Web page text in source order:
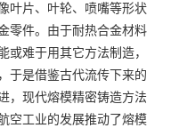
叶片、叶轮、喷嘴等形状
零件。由于耐热合金材料
难于用其它方法制造，
于是借鉴古代流传下来的
，现代熔模精密铸造方法
空工业的发展推动了熔模